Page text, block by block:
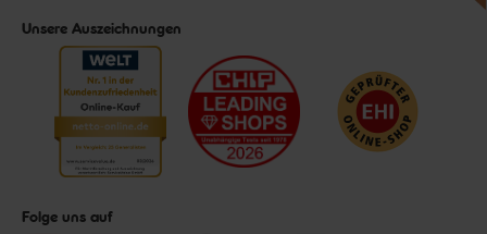
Unsere Auszeichnungen
Folge uns auf